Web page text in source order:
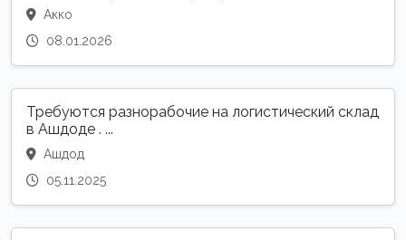
Акко
08.01.2026
Требуются разнорабочие на логистический склад
в Ашдоде . ...
Ашдод
05.11.2025